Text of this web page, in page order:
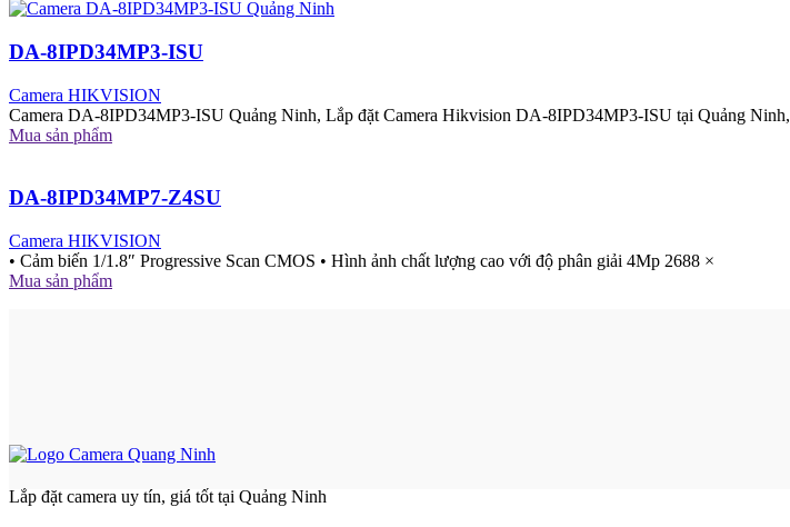
DA-8IPD34MP3-ISU
Camera HIKVISION
Camera DA-8IPD34MP3-ISU Quảng Ninh, Lắp đặt Camera Hikvision DA-8IPD34MP3-ISU tại Quảng Ninh,
Mua sản phẩm
DA-8IPD34MP7-Z4SU
Camera HIKVISION
• Cảm biến 1/1.8″ Progressive Scan CMOS • Hình ảnh chất lượng cao với độ phân giải 4Mp 2688 ×
Mua sản phẩm
Lắp đặt camera uy tín, giá tốt tại Quảng Ninh